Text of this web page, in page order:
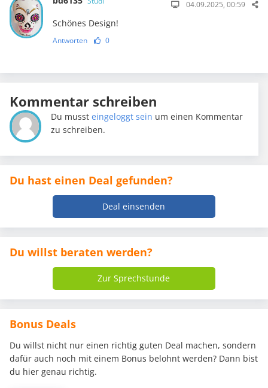
04.09.2025, 00:59
Schönes Design!
Antworten 0
Kommentar schreiben
Du mussteingeloggt sein um einen Kommentar
zu schreiben.
Du hast einen Deal gefunden?
Deal einsenden
Du willst beraten werden?
Zur Sprechstunde
Bonus Deals
Du willst nicht nur einen richtig guten Deal machen, sondern
dafür auch noch mit einem Bonus belohnt werden? Dann bist
du hier genau richtig.